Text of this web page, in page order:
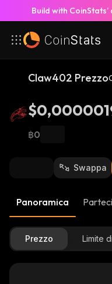
Build with
Claw402 Prezzo
฿0
Swappa
Panoramica
Prezzo Limite